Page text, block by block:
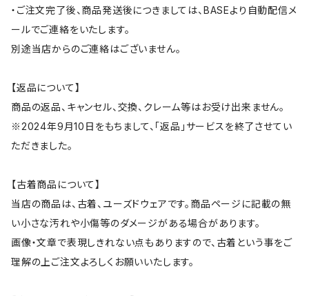
・ご注文完了後、商品発送後につきましては、BASEより自動配信メ
ールでご連絡をいたします。
別途当店からのご連絡はございません。
【返品について】
商品の返品、キャンセル、交換、クレーム等はお受け出来ません。
※2024年9月10日をもちまして、「返品」サービスを終了させてい
ただきました。
【古着商品について】
当店の商品は、古着、ユーズドウェアです。商品ページに記載の無
い小さな汚れや小傷等のダメージがある場合があります。
画像・文章で表現しきれない点もありますので、古着という事をご
理解の上ご注文よろしくお願いいたします。